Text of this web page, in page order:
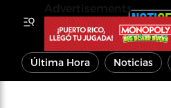
Última Hora Noticias
Advertisements